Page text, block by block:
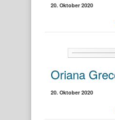
20. Oktober 2020
Oriana
20. Oktober 2020